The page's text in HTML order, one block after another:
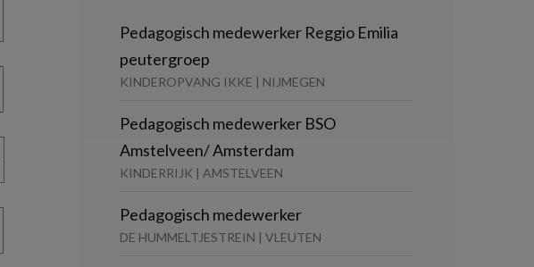
Pedagogisch medewerker Reggio Emilia
peutergroep
KINDEROPVANG IKKE | NIJMEGEN
Pedagogisch medewerker BSO
Amstelveen/ Amsterdam
KINDERRIJK | AMSTELVEEN
Pedagogisch medewerker
DE HUMMELTJESTREIN | VLEUTEN